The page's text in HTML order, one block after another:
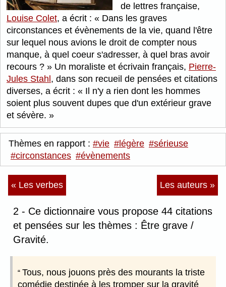
de lettres française,
Louise Colet, a écrit :
Dans les graves
circonstances et évènements de la vie, quand l'être
sur lequel nous avions le droit de compter nous
manque, à quel coeur s'adresser, à quel bras avoir
recours ?
Un moraliste et écrivain français, Pierre-
Jules Stahl , dans son recueil de pensées et citations
diverses, a écrit :
Il n'y a rien dont les hommes
soient plus souvent dupes que d'un extérieur grave
et sévère.
Thèmes en rapport : #vie #légère #sérieuse
#circonstances #évènements
« Les verbes Les auteurs »
2 - Ce dictionnaire vous propose 44 citations
et pensées sur les thèmes : Être grave /
Gravité.
Tous, nous jouons près des mourants la triste
comédie destinée à les tromper sur la gravité